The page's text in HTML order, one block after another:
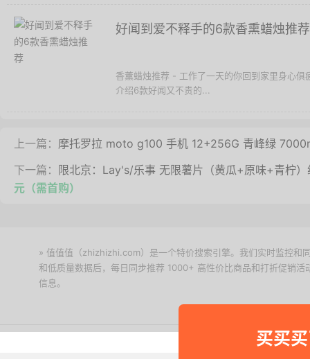
买买
好闻到爱不释手的6款香熏蜡烛推荐
香薰蜡烛推荐 - 工作了一天的你回到家里身心
介绍6款好闻又不贵的...
上一篇： 摩托罗拉 moto g100 手机 12+256G 青峰绿
下一篇： 限北京：Lay's/乐事 无限薯片（黄瓜+原味+青柠
元（需首购）
» 值值值（zhizhizhi.com）是一个特价搜索引擎。我们实时监控和
和低质量数据后，每日同步推荐 1000+ 高性价比商品和打折促销
信息。
Copyright © 2011-2026 网购